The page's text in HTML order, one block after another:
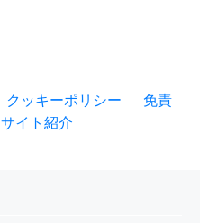
クッキーポリシー
免責
サイト紹介